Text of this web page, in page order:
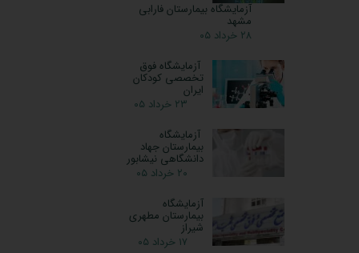
آزمایشگاه بیمارستان فارابی
مشهد
۲۸ خرداد ۰۵
آزمایشگاه فوق
تخصصی کودکان
ایران
۲۳ خرداد ۰۵
آزمایشگاه
بیمارستان جهاد
دانشگاهی نیشابور
۲۰ خرداد ۰۵
آزمایشگاه
بیمارستان مطهری
شیراز
۱۷ خرداد ۰۵